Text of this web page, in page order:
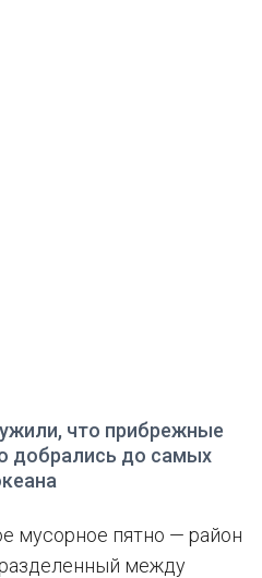
что прибрежные
добрались до самых
мусорное пятно — район
разделенный между